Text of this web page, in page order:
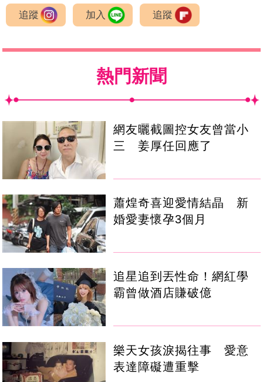
追蹤 加入 追蹤
熱門新聞
網友曬截圖控女友曾當小
三 姜厚任回應了
蕭煌奇喜迎愛情結晶 新
婚愛妻懷孕3個月
追星追到丟性命！網紅學
霸曾做酒店賺破億
樂天女孩淚揭往事 愛意
表達障礙遭重擊